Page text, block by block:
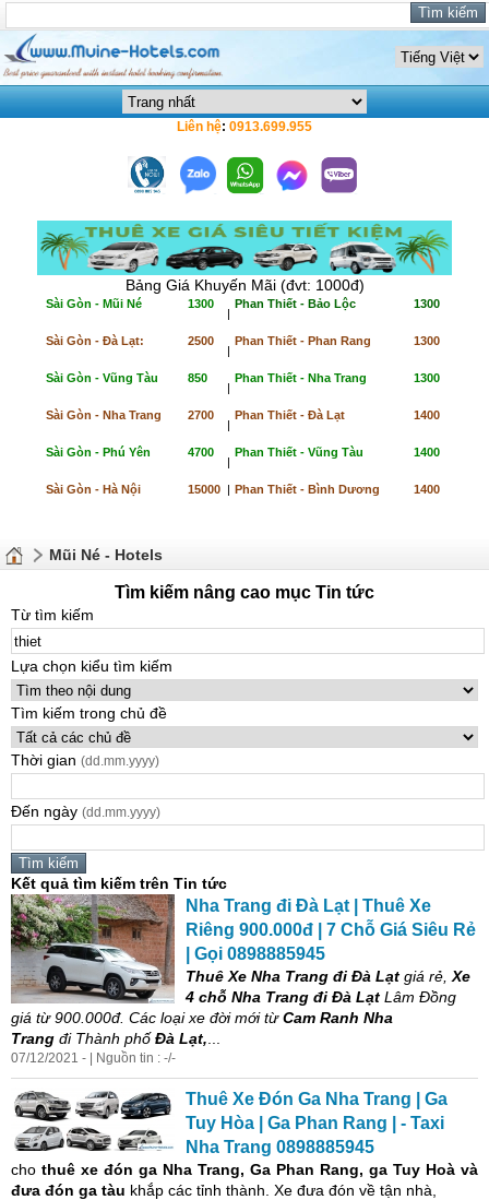
Liên hệ: 0913.699.955
Bảng Giá Khuyến Mãi (đvt: 1000đ)
Sài Gòn - Mũi Né 1300
|
Phan Thiết - Bảo Lộc 1300
Sài Gòn - Đà Lạt: 2500
|
Phan Thiết - Phan Rang 1300
Sài Gòn - Vũng Tàu 850
|
Phan Thiết - Nha Trang 1300
Sài Gòn - Nha Trang 2700
|
Phan Thiết - Đà Lạt 1400
Sài Gòn - Phú Yên 4700
|
Phan Thiết - Vũng Tàu 1400
Sài Gòn - Hà Nội 15000 | Phan Thiết - Bình Dương 1400
Mũi Né - Hotels
Tìm kiếm nâng cao mục Tin tức
Từ tìm kiếm
Lựa chọn kiểu tìm kiếm
Tìm kiếm trong chủ đề
Thời gian (dd.mm.yyyy)
Đến ngày (dd.mm.yyyy)
Kết quả tìm kiếm trên Tin tức
Nha Trang đi Đà Lạt | Thuê Xe
Riêng 900.000đ | 7 Chỗ Giá Siêu Rẻ
| Gọi 0898885945
Thuê Xe Nha Trang đi Đà Lạt giá rẻ, Xe
4 chỗ Nha Trang đi Đà Lạt Lâm Đồng
giá từ 900.000đ. Các loại xe đời mới từCam Ranh Nha
Trang đi Thành phốĐà Lạt,
07/12/2021 - | Nguồn tin : -/-
Thuê Xe Đón Ga Nha Trang | Ga
Tuy Hòa | Ga Phan Rang | - Taxi
Nha Trang 0898885945
cho thuê xe đón ga Nha Trang, Ga Phan Rang, ga Tuy Hoà và
đưa đón ga tàu khắp các tỉnh thành. Xe đưa đón về tận nhà,